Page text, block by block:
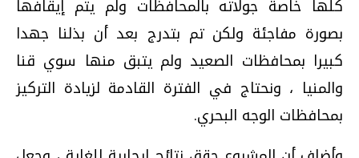
كلها خاصة جولاته بالمحافظات‏ ولم يتم إيقافها
بصورة مفاجئة ولكن تم بتدرج بعد أن بذلنا جهدا
كبيرا بمحافظات الصعيد ولم يتبق منها سوي قنا
والمنيا‏ ، ونحتاج في الفترة القادمة لزيادة التركيز
بمحافظات الوجه البحري‏.‏